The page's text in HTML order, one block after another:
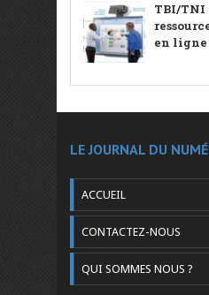
TBI/TNI
en ligne
LE JOURNAL DU
ACCUEIL
CONTACTEZ-NOUS
QUI SOMMES NOUS ?